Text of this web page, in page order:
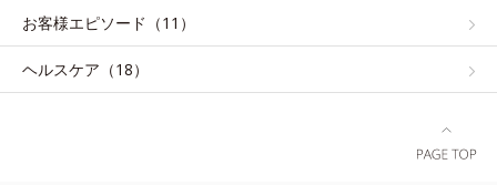
お客様エピソード（11）
ヘルスケア（18）